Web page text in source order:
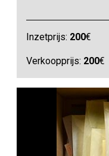
Inzetprijs: 200€
Verkoopprijs: 200€